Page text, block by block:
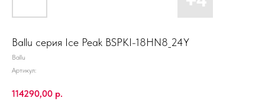
Ballu серия Ice Peak BSPKI-18HN8_24Y
Ballu
Артикул:
114290,00 р.